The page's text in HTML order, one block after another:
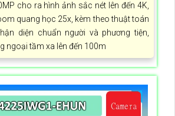
cho ra hình ảnh sắc nét lên đến 4K,
quang học 25x, kèm theo thuật toán
diện chuẩn người và phương tiện,
ngoại tầm xa lên đến 100m